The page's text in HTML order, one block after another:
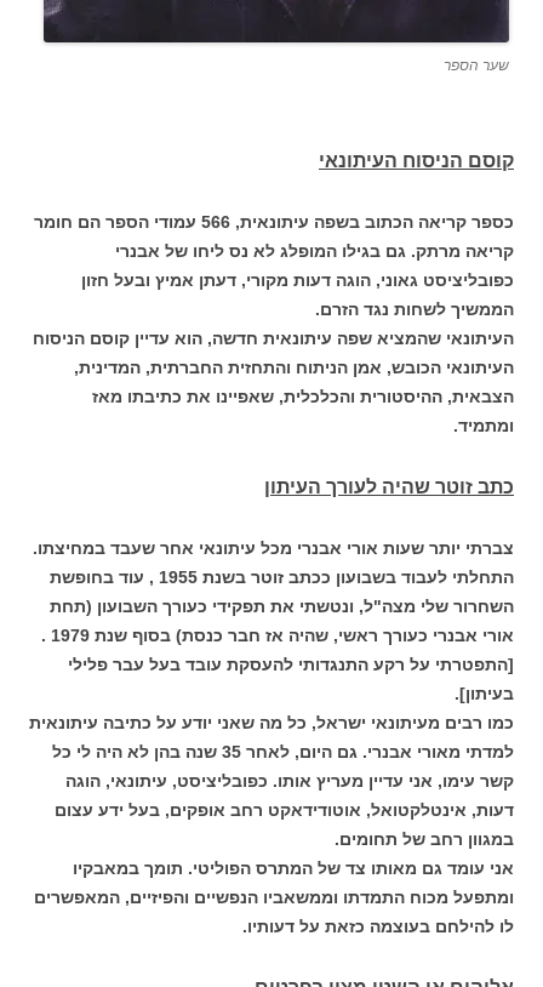
שער הספר
קוסם הניסוח העיתונאי
כספר קריאה הכתוב בשפה עיתונאית, 566 עמודי הספר הם חומר
קריאה מרתק. גם בגילו המופלג לא נס ליחו של אבנרי
כפובליציסט גאוני, הוגה דעות מקורי, דעתן אמיץ ובעל חזון
הממשיך לשחות נגד הזרם.
העיתונאי שהמציא שפה עיתונאית חדשה, הוא עדיין קוסם הניסוח
העיתונאי הכובש, אמן הניתוח והתחזית החברתית, המדינית,
הצבאית, ההיסטורית והכלכלית, שאפיינו את כתיבתו מאז
ומתמיד.
כתב זוטר שהיה לעורך העיתון
צברתי יותר שעות אורי אבנרי מכל עיתונאי אחר שעבד במחיצתו.
התחלתי לעבוד בשבועון ככתב זוטר בשנת 1955 , עוד בחופשת
השחרור שלי מצה"ל, ונטשתי את תפקידי כעורך השבועון (תחת
אורי אבנרי כעורך ראשי, שהיה אז חבר כנסת) בסוף שנת 1979 .
[התפטרתי על רקע התנגדותי להעסקת עובד בעל עבר פלילי
בעיתון].
כמו רבים מעיתונאי ישראל, כל מה שאני יודע על כתיבה עיתונאית
למדתי מאורי אבנרי. גם היום, לאחר 35 שנה בהן לא היה לי כל
קשר עימו, אני עדיין מעריץ אותו. כפובליציסט, עיתונאי, הוגה
דעות, אינטלקטואל, אוטודידאקט רחב אופקים, בעל ידע עצום
במגוון רחב של תחומים.
אני עומד גם מאותו צד של המתרס הפוליטי. תומך במאבקיו
ומתפעל מכוח התמדתו וממשאביו הנפשיים והפיזיים, המאפשרים
לו להילחם בעוצמה כזאת על דעותיו.